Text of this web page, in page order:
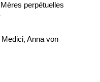
perpétuelles
Anna von